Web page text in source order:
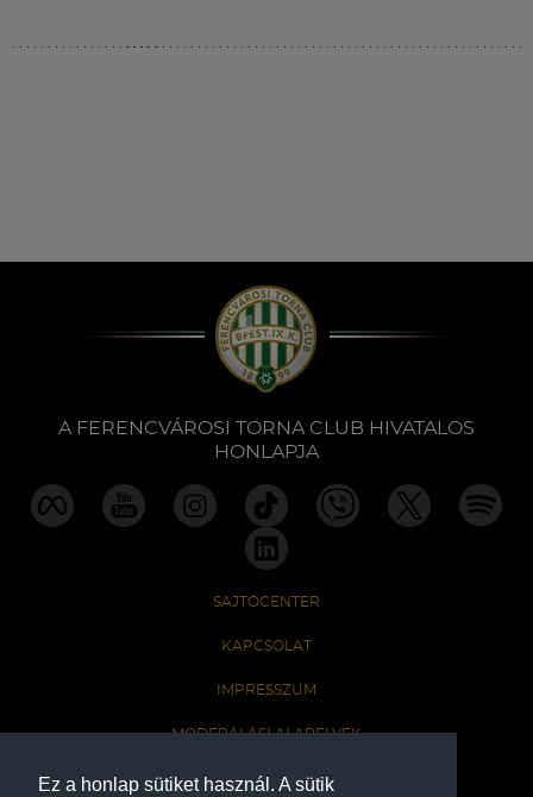
Ez a honlap sütiket használ. A sütik
A FERENCVÁROSI TORNA CLUB HIVATALOS
HONLAPJA
SAJTÓCENTER
KAPCSOLAT
IMPRESSZUM
MODERÁLÁSI ALAPELVEK
HONLAP ADATKEZELÉSI TÁJÉKOZTATÓ